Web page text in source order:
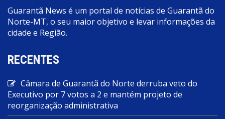
Guarantã News é um portal de notícias de Guarantã do
Norte-MT, o seu maior objetivo e levar informações da
cidade e Região.
RECENTES
Câmara de Guarantã do Norte derruba veto do
Executivo por 7 votos a 2 e mantém projeto de
reorganização administrativa